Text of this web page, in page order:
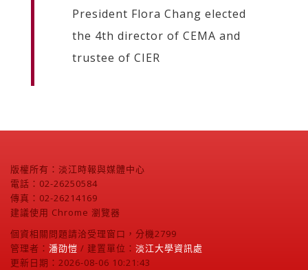
President Flora Chang elected
the 4th director of CEMA and
trustee of CIER
版權所有：淡江時報與媒體中心
電話：02-26250584
傳真：02-26214169
建議使用 Chrome 瀏覽器
個資相關問題請洽受理窗口，分機2799
管理者： 潘劭愷 / 建置單位： 淡江大學資訊處
更新日期：2026-08-06 10:21:43